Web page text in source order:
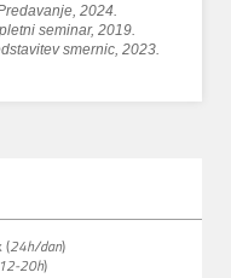
2024.
seminar, 2019.
smernic, 2023.
(24h/dan)
12-20h)